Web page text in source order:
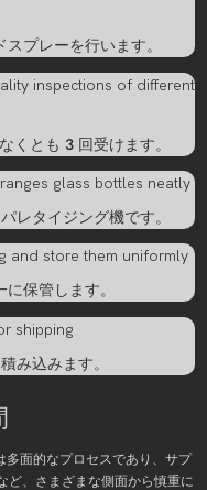
プレーを行います。
くとも 3 回受けます。
レタイジング機です。
保管します。
み込みます。
面的なプロセスであり、サプ
ど、さまざまな側面から慎重に